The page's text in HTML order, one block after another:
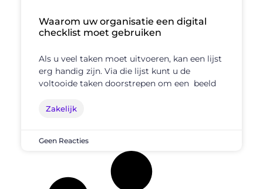
Waarom uw organisatie een digital
checklist moet gebruiken
Als u veel taken moet uitvoeren, kan een lijst
erg handig zijn. Via die lijst kunt u de
voltooide taken doorstrepen om een ​ beeld
Zakelijk
Geen Reacties